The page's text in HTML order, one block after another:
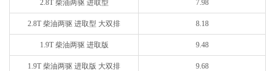
2.8T 柴油两驱 进取型 7.98
2.8T 柴油两驱 进取型 大双排 8.18
1.9T 柴油两驱 进取版 9.48
1.9T 柴油两驱 进取版 大双排 9.68